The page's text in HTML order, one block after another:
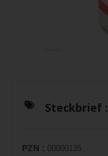
Steckbrief :
PZN : 00000135